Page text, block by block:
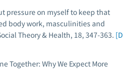
pressure on myself to keep that
body work, masculinities and
Theory & Health, 18, 347-363. [D
Together: Why We Expect More